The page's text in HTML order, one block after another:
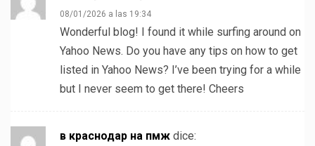
08/01/2026 a las 19:34
Wonderful blog! I found it while surfing around on
Yahoo News. Do you have any tips on how to get
listed in Yahoo News? I’ve been trying for a while
but I never seem to get there! Cheers
в краснодар на пмж dice: